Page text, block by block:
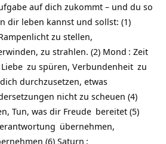
auf dich zukommt – und du so
dir leben kannst und sollst: (1)
zu stellen,
zu strahlen. (2) Mond : Zeit
Liebe zu spüren, Verbundenheit zu
durchzusetzen, etwas
nicht zu scheuen (4)
Tun, was dir Freude bereitet (5)
übernehmen,
(6) Saturn :